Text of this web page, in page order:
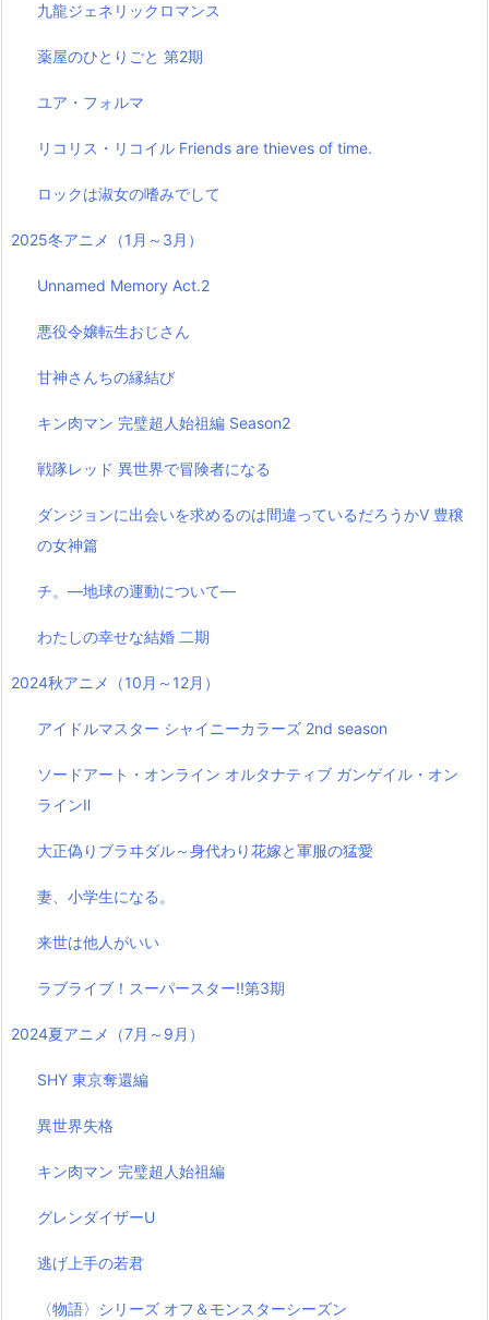
九龍ジェネリックロマンス
薬屋のひとりごと 第2期
ユア・フォルマ
リコリス・リコイル Friends are thieves of time.
ロックは淑女の嗜みでして
2025冬アニメ（1月～3月）
Unnamed Memory Act.2
悪役令嬢転生おじさん
甘神さんちの縁結び
キン肉マン 完璧超人始祖編 Season2
戦隊レッド 異世界で冒険者になる
ダンジョンに出会いを求めるのは間違っているだろうかⅤ 豊穣
の女神篇
チ。―地球の運動について―
わたしの幸せな結婚 二期
2024秋アニメ（10月～12月）
アイドルマスター シャイニーカラーズ 2nd season
ソードアート・オンライン オルタナティブ ガンゲイル・オン
ラインⅡ
大正偽りブラヰダル～身代わり花嫁と軍服の猛愛
妻、小学生になる。
来世は他人がいい
ラブライブ！スーパースター!!第3期
2024夏アニメ（7月～9月）
SHY 東京奪還編
異世界失格
キン肉マン 完璧超人始祖編
グレンダイザーU
逃げ上手の若君
〈物語〉シリーズ オフ＆モンスターシーズン